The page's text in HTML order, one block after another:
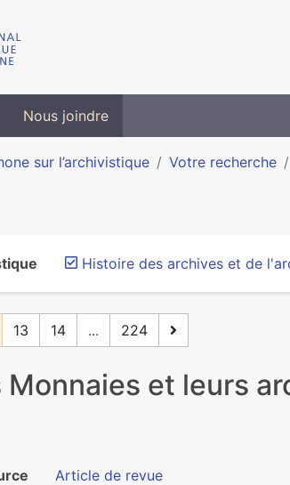
Nous joindre
sur l’archivistique Votre recherche
Histoire des archives et de
13 14 ... 224
et leurs
Article de revue